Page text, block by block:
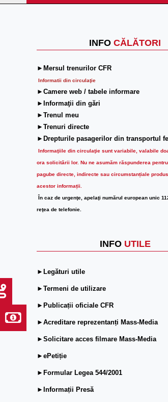
INFO CĂLĂTORI
►Mersul trenurilor CFR
Informatii din circulaţie
►Camere web / tabele informare
►Informaţii din gări
►Trenul meu
►Trenuri directe
►Drepturile pasagerilor din transportul
Informaţiile din circulaţie sunt variabile, valabile
ora solicitării lor. Nu ne asumăm răspunderea
pagube directe, indirecte sau circumstanțiale
acestor informații.
În caz de urgenţe, apelaţi numărul european unic
reţea de telefonie.
INFO UTILE
►Legături utile
►Termeni de utilizare
►Publicații oficiale CFR
►Acreditare reprezentanți Mass-Media
►Solicitare acces filmare Mass-Media
►ePetiție
►Formular Legea 544/2001
►Informații Presă